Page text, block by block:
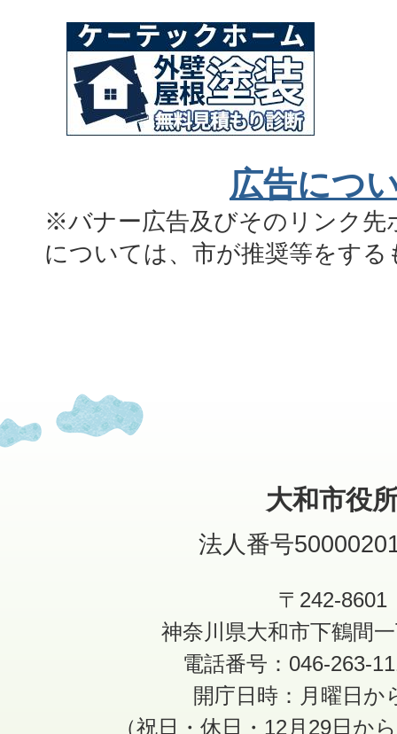
広告につ
※バナー広告及びそのリンク先
については、市が推奨等をす
大和市役
法人番号
〒242-8601
神奈川県大和市下鶴間
電話番号：046-263-
開庁日時：月曜日か
（祝日・休日・12月29日か